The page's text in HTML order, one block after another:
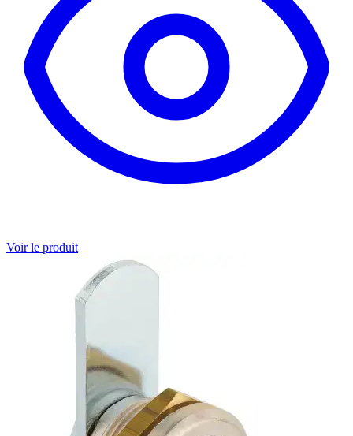
Voir le produit